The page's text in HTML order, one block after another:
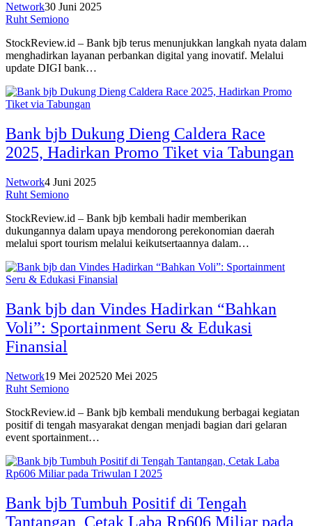
Network30 Juni 2025
Ruht Semiono
StockReview.id – Bank bjb terus menunjukkan langkah nyata dalam
menghadirkan layanan perbankan digital yang inovatif. Melalui
update DIGI bank…
Bank bjb Dukung Dieng Caldera Race
2025, Hadirkan Promo Tiket via Tabungan
Network4 Juni 2025
Ruht Semiono
StockReview.id – Bank bjb kembali hadir memberikan
dukungannya dalam upaya mendorong perekonomian daerah
melalui sport tourism melalui keikutsertaannya dalam…
Bank bjb dan Vindes Hadirkan “Bahkan
Voli”: Sportainment Seru & Edukasi
Finansial
Network19 Mei 202520 Mei 2025
Ruht Semiono
StockReview.id – Bank bjb kembali mendukung berbagai kegiatan
positif di tengah masyarakat dengan menjadi bagian dari gelaran
event sportainment…
Bank bjb Tumbuh Positif di Tengah
Tantangan, Cetak Laba Rp606 Miliar pada